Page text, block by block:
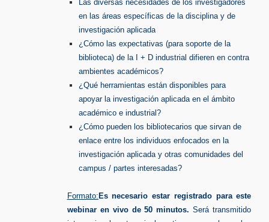
Las diversas necesidades de los investigadores
en las áreas específicas de la disciplina y de
investigación aplicada
¿Cómo las expectativas (para soporte de la
biblioteca) de la I + D industrial difieren en contra
ambientes académicos?
¿Qué herramientas están disponibles para
apoyar la investigación aplicada en el ámbito
académico e industrial?
¿Cómo pueden los bibliotecarios que sirvan de
enlace entre los individuos enfocados en la
investigación aplicada y otras comunidades del
campus / partes interesadas?
Formato:Es necesario estar registrado para este
webinar en vivo de 50 minutos. Será transmitido